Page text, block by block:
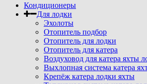
Кондиционеры
Для лодки
Эхолоты
Отопитель подбор
Отопитель для лодки
Отопитель для катера
Воздуховод для катера яхты
Выхлопная система катера
Крепёж катера лодки яхты